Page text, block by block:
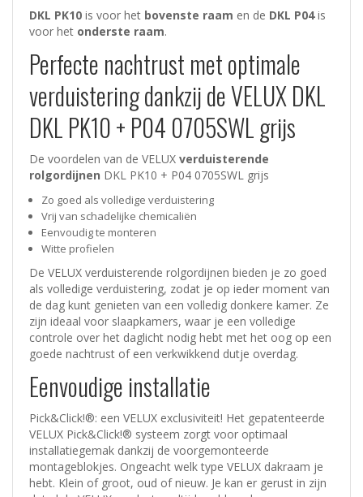
DKL PK10 is voor het bovenste raam en de DKL P04is
voor het onderste raam.
Perfecte nachtrust met optimale
verduistering dankzij de VELUX DKL
DKL PK10 + P04 0705SWL grijs
De voordelen van de VELUX verduisterende
rolgordijnen DKL PK10 + P04 0705SWL grijs
Zo goed als volledige verduistering
Vrij van schadelijke chemicaliën
Eenvoudig te monteren
Witte profielen
De VELUX verduisterende rolgordijnen bieden je zo goed
als volledige verduistering, zodat je op ieder moment van
de dag kunt genieten van een volledig donkere kamer. Ze
zijn ideaal voor slaapkamers, waar je een volledige
controle over het daglicht nodig hebt met het oog op een
goede nachtrust of een verkwikkend dutje overdag.
Eenvoudige installatie
Pick&Click!®: een VELUX exclusiviteit! Het gepatenteerde
VELUX Pick&Click!® systeem zorgt voor optimaal
installatiegemak dankzij de voorgemonteerde
montageblokjes. Ongeacht welk type VELUX dakraam je
hebt. Klein of groot, oud of nieuw. Je kan er gerust in zijn